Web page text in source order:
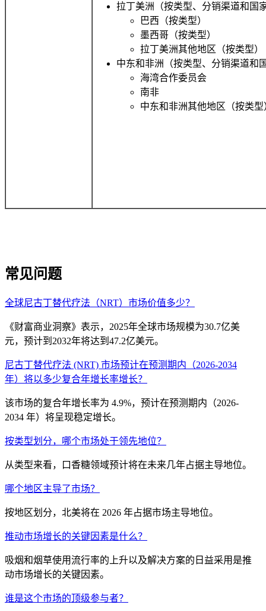
拉丁美洲（按类型、分销渠道和国
巴西（按类型）
墨西哥（按类型）
拉丁美洲其他地区（按类型）
中东和非洲（按类型、分销渠道和
海湾合作委员会
南非
中东和非洲其他地区（按类型
常见问题
全球尼古丁替代疗法（NRT）市场价值多少？
《财富商业洞察》表示，2025年全球市场规模为30.7亿美
元，预计到2032年将达到47.2亿美元。
尼古丁替代疗法 (NRT) 市场预计在预测期内（2026-2034
年）将以多少复合年增长率增长？
该市场的复合年增长率为 4.9%，预计在预测期内（2026-
2034 年）将呈现稳定增长。
按类型划分，哪个市场处于领先地位？
从类型来看，口香糖领域预计将在未来几年占据主导地位。
哪个地区主导了市场？
按地区划分，北美将在 2026 年占据市场主导地位。
推动市场增长的关键因素是什么？
吸烟和烟草使用流行率的上升以及解决方案的日益采用是推
动市场增长的关键因素。
谁是这个市场的顶级参与者？